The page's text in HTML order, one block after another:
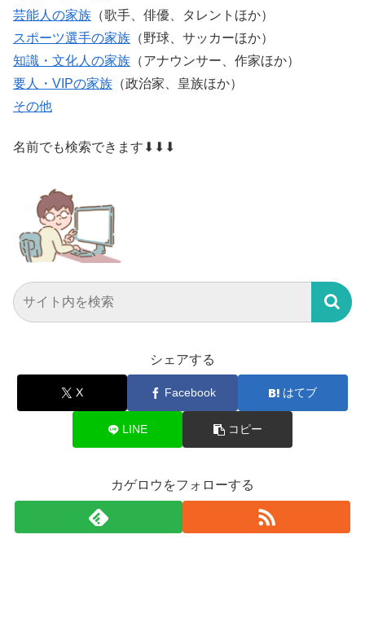
芸能人の家族 （歌手、俳優、タレントほか）
スポーツ選手の家族 （野球、サッカーほか）
知識・文化人の家族 （アナウンサー、作家ほか）
要人・VIPの家族 （政治家、皇族ほか）
その他
名前でも検索できます⬇⬇⬇
シェアする
X Facebook はてブ
LINE コピー
カゲロウをフォローする